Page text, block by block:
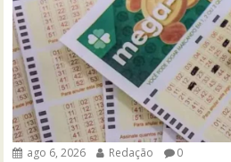
ago 6, 2026 Redação 0